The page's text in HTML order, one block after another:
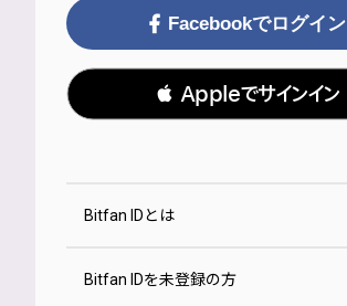
Facebookでログイン
 Appleでサインイン
Bitfan IDとは
Bitfan IDを未登録の方